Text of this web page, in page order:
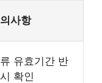
사항
유효기간 반
확인